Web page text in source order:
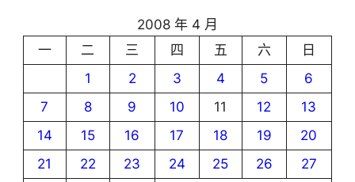
2008 年 4 月
一
二 三 四 五 六
日
1
2 3 4 5
6
7
8 9 10 11 12
13
14
15 16 17 18 19
20
21
22 23 24 25 26
27